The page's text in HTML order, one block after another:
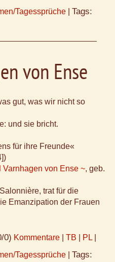
Tagessprüche Tags:
von Ense
gut, was wir nicht so
und sie bricht.
für ihre Freunde«
von Ense ~, geb.
trat für die
Emanzipation der Frauen
0) Kommentare TB PL
Tagessprüche Tags: